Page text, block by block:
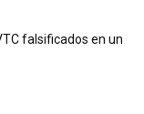
falsificados en un